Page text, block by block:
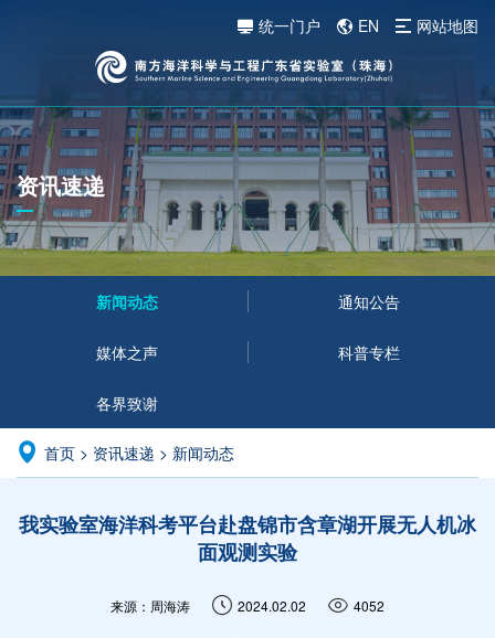
统一门户 EN 网站地图
资讯速递
新闻动态 通知公告
媒体之声 科普专栏
各界致谢
首页 > 资讯速递 > 新闻动态
我实验室海洋科考平台赴盘锦市含章湖开展无人机冰
面观测实验
来源：周海涛 2024.02.02 4052